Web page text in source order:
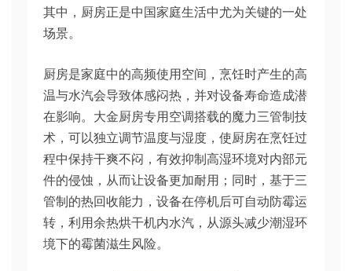
其中，厨房正是中国家庭生活中尤为关键的一处
场景。
厨房是家庭中的高频使用空间，烹饪时产生的高
温与水汽会导致体感闷热，并对设备寿命造成潜
在影响。大金厨房专用空调搭载的魔力三管制技
术，可以独立调节温度与湿度，使厨房在烹饪过
程中保持干爽不闷，有效抑制高湿环境对内部元
件的侵蚀，从而让设备更加耐用；同时，基于三
管制的热回收能力，设备在停机后可自动防霉运
转，利用余热烘干机内水汽，从源头减少潮湿环
境下的霉菌滋生风险。